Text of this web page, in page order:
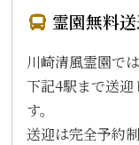
霊園無料
川崎清風霊園で
下記4駅まで送迎
す。
送迎は完全予約